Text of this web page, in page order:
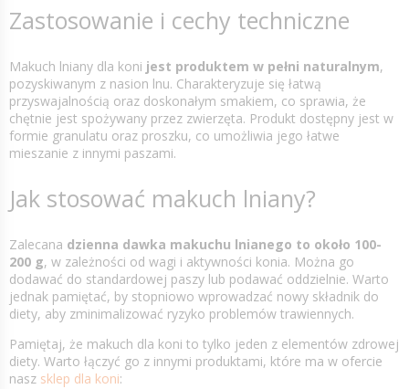
Zastosowanie i cechy techniczne
Makuch lniany dla koni jest produktem w pełni naturalnym,
pozyskiwanym z nasion lnu. Charakteryzuje się łatwą
przyswajalnością oraz doskonałym smakiem, co sprawia, że
chętnie jest spożywany przez zwierzęta. Produkt dostępny jest w
formie granulatu oraz proszku, co umożliwia jego łatwe
mieszanie z innymi paszami.
Jak stosować makuch lniany?
Zalecana dzienna dawka makuchu lnianego to około 100-
200 g, w zależności od wagi i aktywności konia. Można go
dodawać do standardowej paszy lub podawać oddzielnie. Warto
jednak pamiętać, by stopniowo wprowadzać nowy składnik do
diety, aby zminimalizować ryzyko problemów trawiennych.
Pamiętaj, że makuch dla koni to tylko jeden z elementów zdrowej
diety. Warto łączyć go z innymi produktami, które ma w ofercie
nasz sklep dla koni: